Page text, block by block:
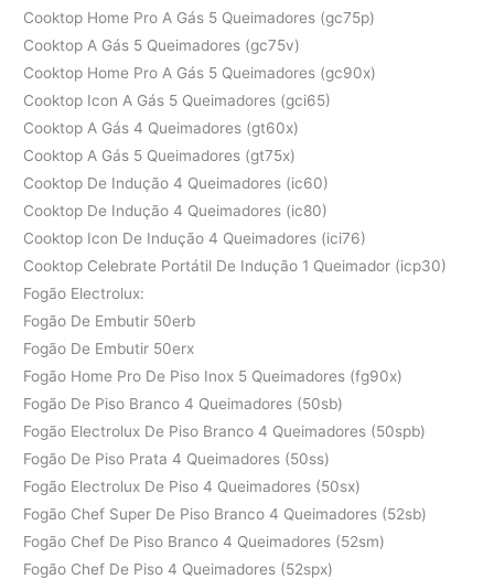
Cooktop Home Pro A Gás 5 Queimadores (gc75p)
Cooktop A Gás 5 Queimadores (gc75v)
Cooktop Home Pro A Gás 5 Queimadores (gc90x)
Cooktop Icon A Gás 5 Queimadores (gci65)
Cooktop A Gás 4 Queimadores (gt60x)
Cooktop A Gás 5 Queimadores (gt75x)
Cooktop De Indução 4 Queimadores (ic60)
Cooktop De Indução 4 Queimadores (ic80)
Cooktop Icon De Indução 4 Queimadores (ici76)
Cooktop Celebrate Portátil De Indução 1 Queimador (icp30)
Fogão Electrolux:
Fogão De Embutir 50erb
Fogão De Embutir 50erx
Fogão Home Pro De Piso Inox 5 Queimadores (fg90x)
Fogão De Piso Branco 4 Queimadores (50sb)
Fogão Electrolux De Piso Branco 4 Queimadores (50spb)
Fogão De Piso Prata 4 Queimadores (50ss)
Fogão Electrolux De Piso 4 Queimadores (50sx)
Fogão Chef Super De Piso Branco 4 Queimadores (52sb)
Fogão Chef De Piso Branco 4 Queimadores (52sm)
Fogão Chef De Piso 4 Queimadores (52spx)